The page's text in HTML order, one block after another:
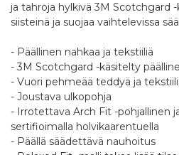
ja tahroja hylkivä 3M Scotchgard
siisteinä ja suojaa vaihtelevissa
- Päällinen nahkaa ja tekstiiliä
- 3M Scotchgard -käsitelty
- Vuori pehmeää teddyä ja
- Joustava ulkopohja
- Irrotettava Arch Fit -pohjallinen
sertifioimalla holvikaarentuella
- Päällä säädettävä nauhoitus